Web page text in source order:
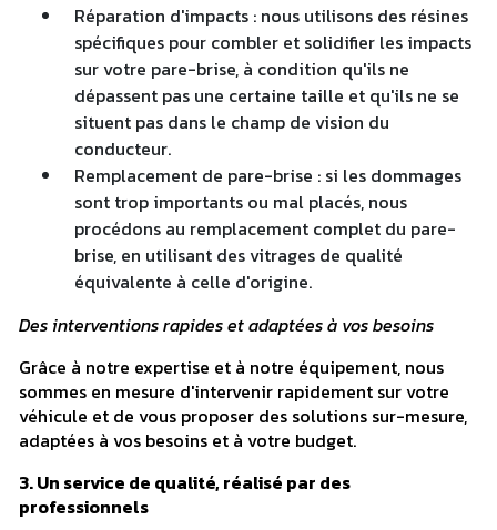
Réparation d'impacts : nous utilisons des résines
spécifiques pour combler et solidifier les impacts
sur votre pare-brise, à condition qu'ils ne
dépassent pas une certaine taille et qu'ils ne se
situent pas dans le champ de vision du
conducteur.
Remplacement de pare-brise : si les dommages
sont trop importants ou mal placés, nous
procédons au remplacement complet du pare-
brise, en utilisant des vitrages de qualité
équivalente à celle d'origine.
Des interventions rapides et adaptées à vos besoins
Grâce à notre expertise et à notre équipement, nous
sommes en mesure d'intervenir rapidement sur votre
véhicule et de vous proposer des solutions sur-mesure,
adaptées à vos besoins et à votre budget.
3. Un service de qualité, réalisé par des
professionnels